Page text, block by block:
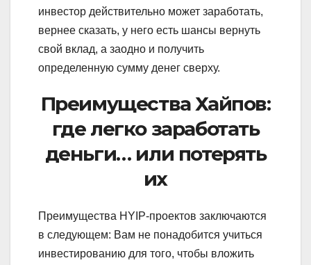
инвестор действительно может заработать,
вернее сказать, у него есть шансы вернуть
свой вклад, а заодно и получить
определенную сумму денег сверху.
Преимущества Хайпов:
где легко заработать
деньги… или потерять
их
Преимущества HYIP-проектов заключаются
в следующем: Вам не понадобится учиться
инвестированию для того, чтобы вложить